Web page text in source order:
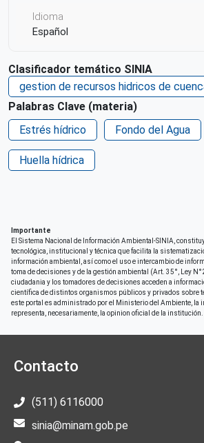
Idioma
Español
Lima
País de origen de la Publicación o
Perú
Patrocinio
Deutsche Gesellschaft für
Zusammenarbeit (GIZ)
Clasificador temático SINIA
gestion de recursos hidricos de
Palabras Clave (materia)
Estrés hídrico
Fondo del Agua
Huella hídrica
Importante
El Sistema Nacional de Información Ambiental-SINIA,
tecnológica, institucional y técnica que facilita la
información ambiental, así como el uso e intercambio de
toma de decisiones y de la gestión ambiental (Art. 35°, Ley
ciudadania y los tomadores de decisiones acceden a
científica de distintos organismos públicos y privados sobre
este portal es administrado por el Ministerio del Ambiente, la
representa, necesariamente, la opinion oficial de la institución.
Contacto
(511) 6116000
sinia@minam.gob.pe